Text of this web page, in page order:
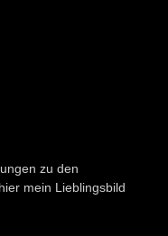
zu den
mein Lieblingsbild